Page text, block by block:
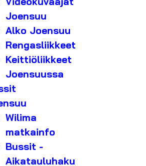
Joensuu
Alko Joensuu
Rengasliikkeet
Keittiöliikkeet
Joensuussa
Wilima
matkainfo
Bussit -
Aikatauluhaku